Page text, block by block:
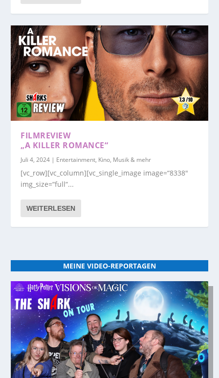
FILMREVIEW
„A KILLER ROMANCE“
Juli 4, 2024 | Entertainment, Kino, Musik & mehr
[vc_row][vc_column][vc_single_image image=“8338″
img_size=“full“...
WEITERLESEN
MEINE VIDEO-REPORTAGEN